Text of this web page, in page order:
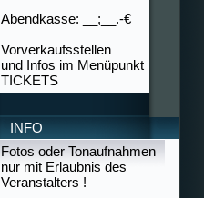
Abendkasse: __;__.-€
Vorverkaufsstellen
und Infos im Menüpunkt
TICKETS
INFO
Fotos oder Tonaufnahmen
nur mit Erlaubnis des
Veranstalters !